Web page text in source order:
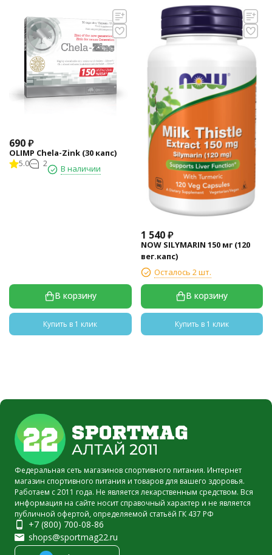
690₽
OLIMP Chela-Zink (30 капс)
5.0 2 В наличии
В корзину
Купить в 1 клик
1 540 ₽
NOW SILYMARIN 150 мг (120
вег.капс)
Осталось 2 шт.
В корзину
Купить в 1 клик
Федеральная сеть магазинов спортивного питания. Интернет
магазин спортивного питания и товаров для вашего здоровья.
Работаем с 2011 года. Не является лекарственным средством. Вся
информация на сайте носит справочный характер и не является
публичной офертой, определяемой статьёй ГК 437 РФ
+7 (800) 700-08-86
shops@sportmag22.ru